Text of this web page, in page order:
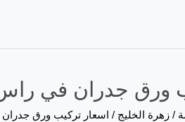
جدران في راس الخيمة
/زهرة الخليج/ اسعار تركيب ورق جدران